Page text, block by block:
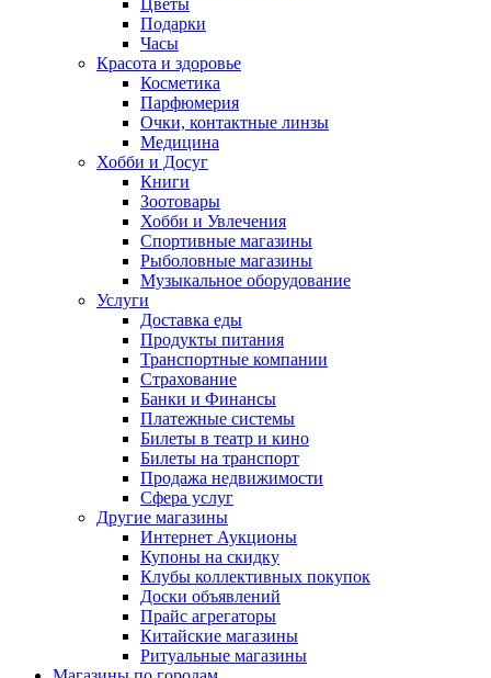
Цветы
Подарки
Часы
Красота и здоровье
Косметика
Парфюмерия
Очки, контактные линзы
Медицина
Хобби и Досуг
Книги
Зоотовары
Хобби и Увлечения
Спортивные магазины
Рыболовные магазины
Музыкальное оборудование
Услуги
Доставка еды
Продукты питания
Транспортные компании
Страхование
Банки и Финансы
Платежные системы
Билеты в театр и кино
Билеты на транспорт
Продажа недвижимости
Сфера услуг
Другие магазины
Интернет Аукционы
Купоны на скидку
Клубы коллективных покупок
Доски объявлений
Прайс агрегаторы
Китайские магазины
Ритуальные магазины